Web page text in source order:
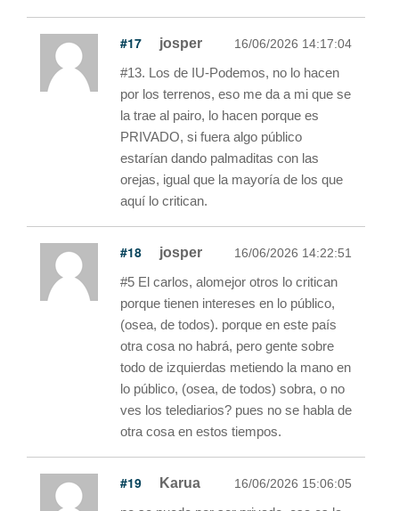
#17 josper 16/06/2026 14:17:04
#13. Los de IU-Podemos, no lo hacen
por los terrenos, eso me da a mi que se
la trae al pairo, lo hacen porque es
PRIVADO, si fuera algo público
estarían dando palmaditas con las
orejas, igual que la mayoría de los que
aquí lo critican.
#18 josper 16/06/2026 14:22:51
#5 El carlos, alomejor otros lo critican
porque tienen intereses en lo público,
(osea, de todos). porque en este país
otra cosa no habrá, pero gente sobre
todo de izquierdas metiendo la mano en
lo público, (osea, de todos) sobra, o no
ves los telediarios? pues no se habla de
otra cosa en estos tiempos.
#19 Karua 16/06/2026 15:06:05